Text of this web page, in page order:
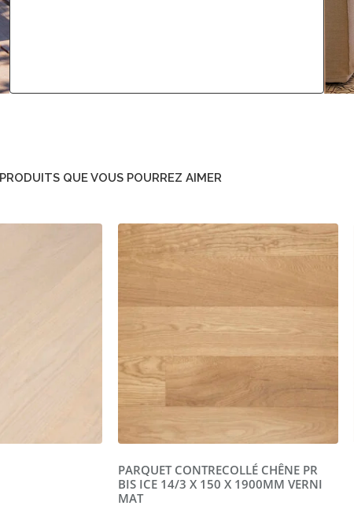
PRODUITS QUE VOUS POURREZ AIMER
PARQUET CONTRECOLLÉ CHÊNE PR
BIS ICE 14/3 X 150 X 1900MM VERNI
MAT